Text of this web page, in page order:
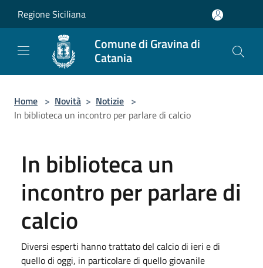
Regione Siciliana
Comune di Gravina di
Catania
Home > Novità > Notizie >
In biblioteca un incontro per parlare di calcio
In biblioteca un
incontro per parlare di
calcio
Diversi esperti hanno trattato del calcio di ieri e di
quello di oggi, in particolare di quello giovanile